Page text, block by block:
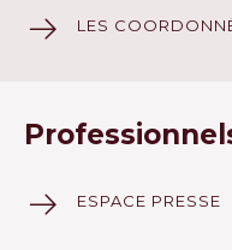
LES
ESPACE PRESSE